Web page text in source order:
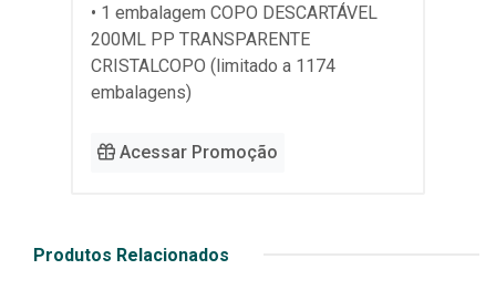
• 1 embalagem COPO DESCARTÁVEL
200ML PP TRANSPARENTE
CRISTALCOPO (limitado a 1174
embalagens)
Acessar Promoção
Produtos Relacionados